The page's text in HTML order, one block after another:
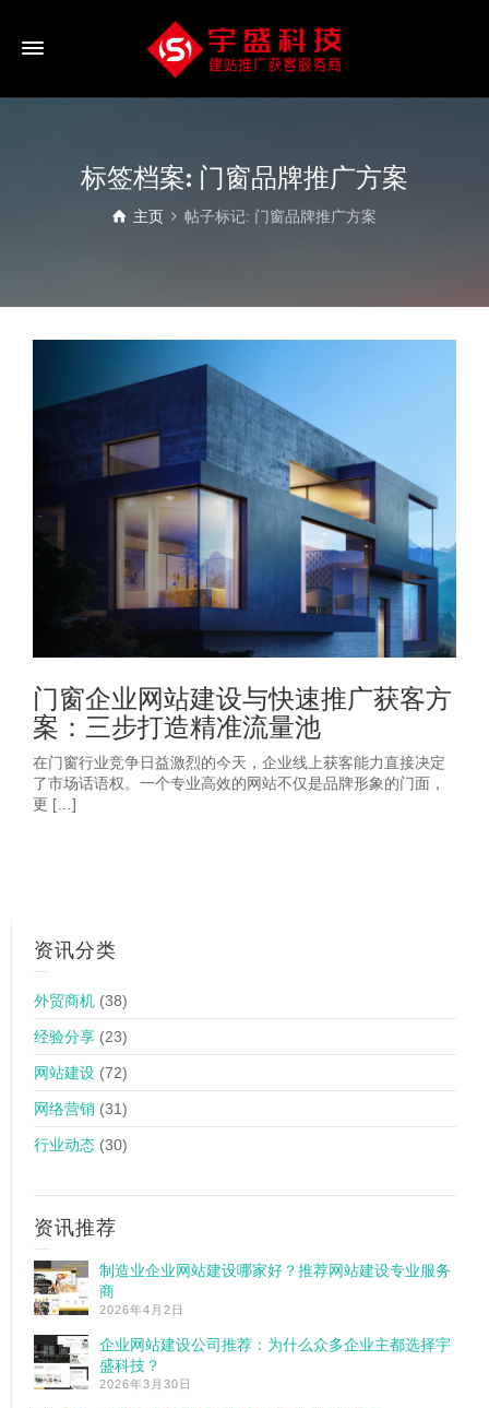
标签档案: 门窗品牌推广方案
主页 帖子标记: 门窗品牌推广方案
门窗企业网站建设与快速推广获客方
案：三步打造精准流量池
在门窗行业竞争日益激烈的今天，企业线上获客能力直接决定
了市场话语权。一个专业高效的网站不仅是品牌形象的门面，
更 […]
资讯分类
外贸商机 (38)
经验分享 (23)
网站建设 (72)
网络营销 (31)
行业动态 (30)
资讯推荐
制造业企业网站建设哪家好？推荐网站建设专业服务
商
2026年4月2日
企业网站建设公司推荐：为什么众多企业主都选择宇
盛科技？
2026年3月30日